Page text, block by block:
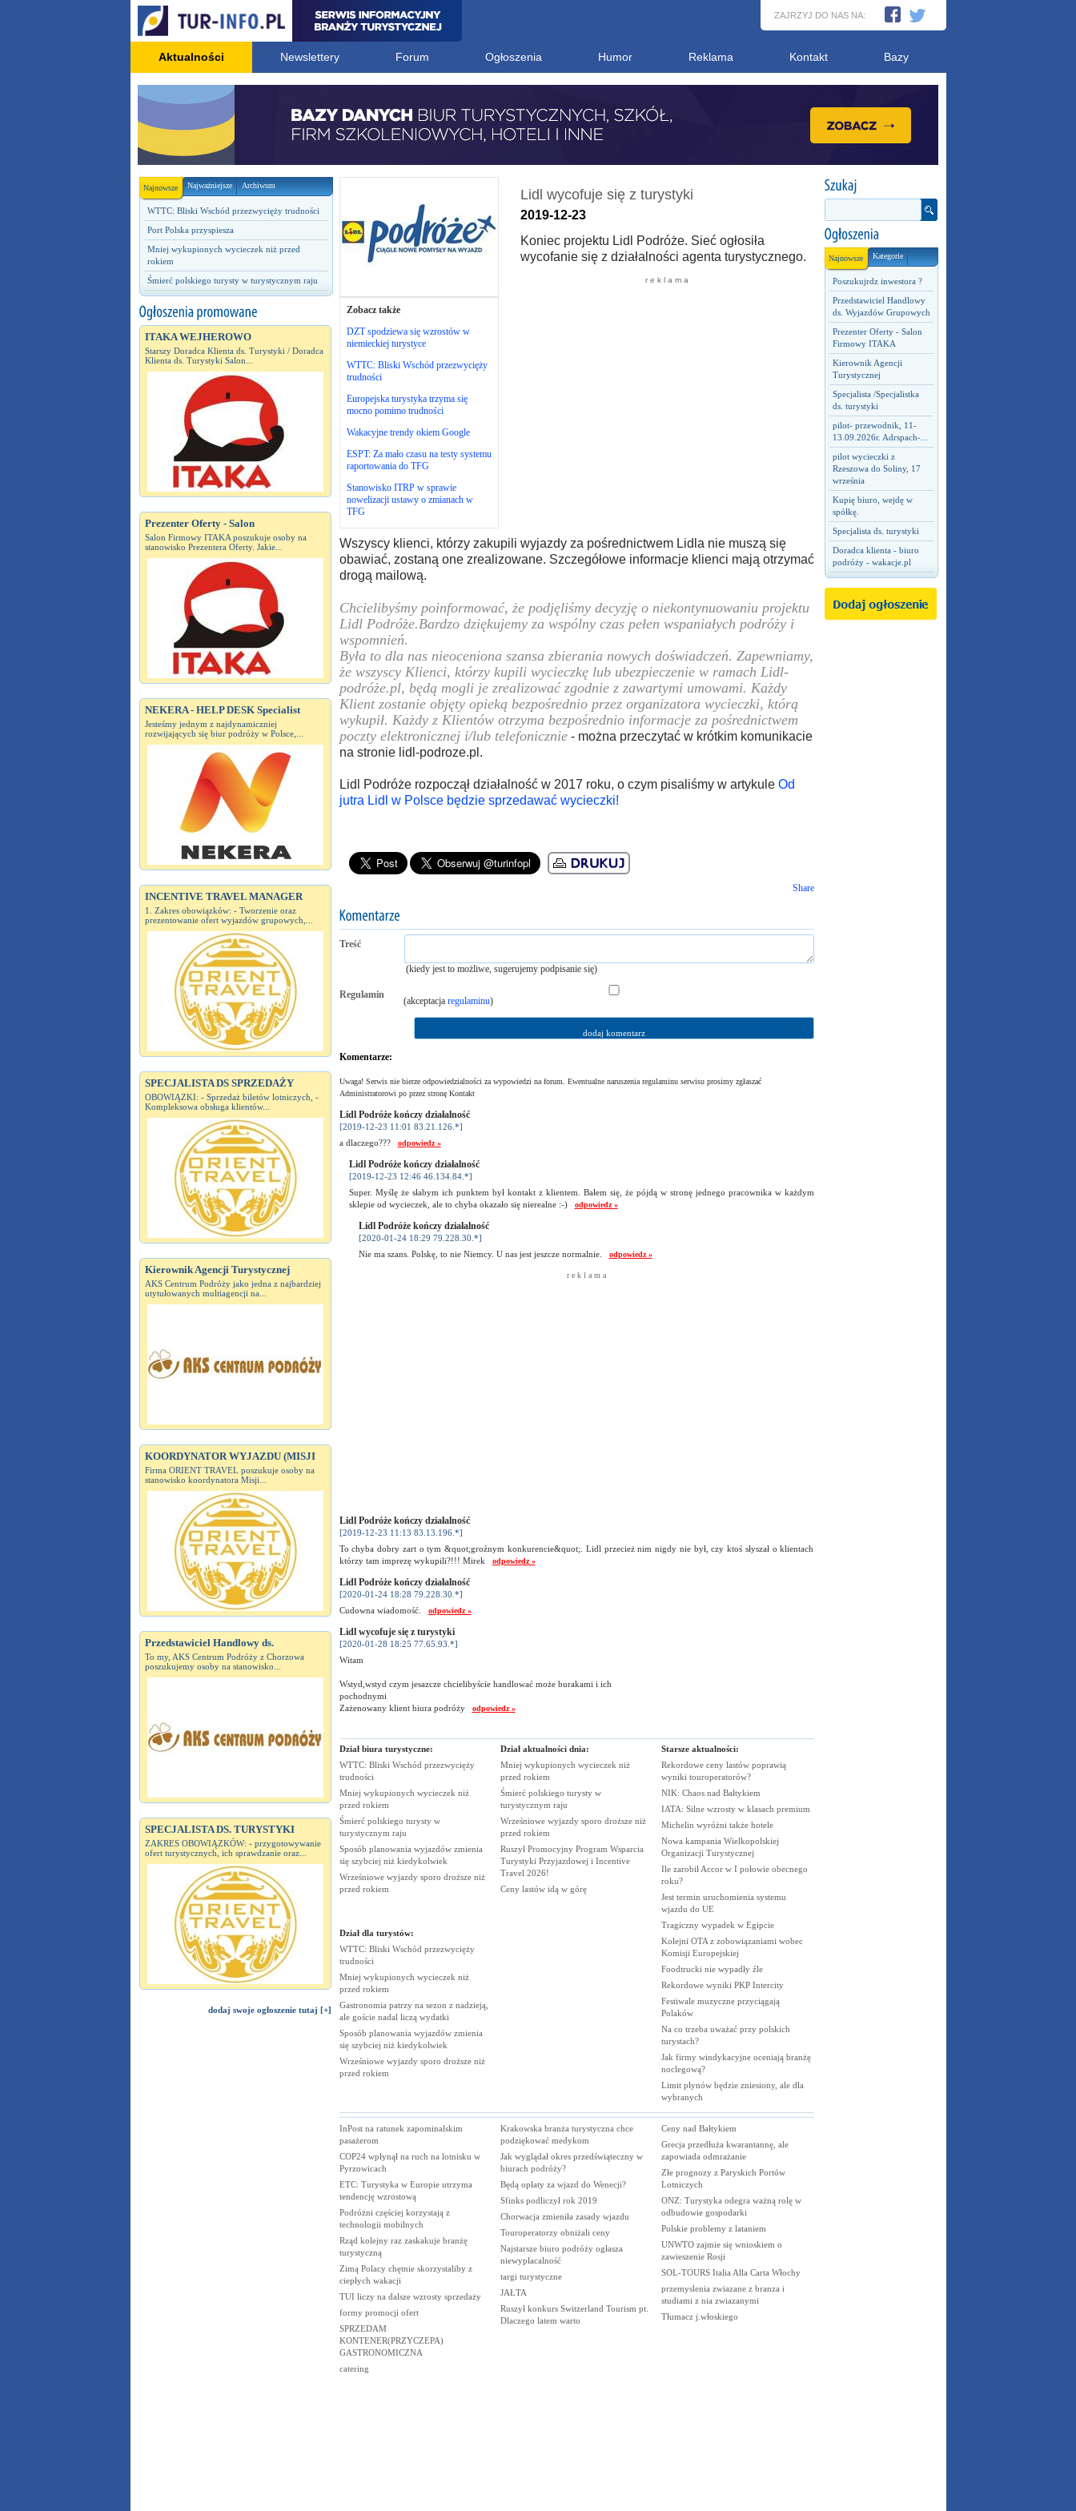
ZAJRZYJ DO NAS NA:
Aktualności Newslettery Forum Ogłoszenia Humor Reklama Kontakt Bazy
Najnowsze Najważniejsze Archiwum
WTTC: Bliski Wschód przezwycięży trudności
Port Polska przyspiesza
Mniej wykupionych wycieczek niż przed
rokiem
Śmierć polskiego turysty w turystycznym raju
ITAKA WEJHEROWO
Starszy Doradca Klienta ds. Turystyki / Doradca
Klienta ds. Turystyki Salon...
Prezenter Oferty - Salon
Salon Firmowy ITAKA poszukuje osoby na
stanowisko Prezentera Oferty. Jakie...
NEKERA - HELP DESK Specialist
Jesteśmy jednym z najdynamiczniej
rozwijających się biur podróży w Polsce,...
INCENTIVE TRAVEL MANAGER
1. Zakres obowiązków: - Tworzenie oraz
prezentowanie ofert wyjazdów grupowych,...
SPECJALISTA DS SPRZEDAŻY
OBOWIĄZKI: - Sprzedaż biletów lotniczych, -
Kompleksowa obsługa klientów...
Kierownik Agencji Turystycznej
AKS Centrum Podróży jako jedna z najbardziej
utytułowanych multiagencji na...
KOORDYNATOR WYJAZDU (MISJI
Firma ORIENT TRAVEL poszukuje osoby na
stanowisko koordynatora Misji...
Przedstawiciel Handlowy ds.
To my, AKS Centrum Podróży z Chorzowa
poszukujemy osoby na stanowisko...
SPECJALISTA DS. TURYSTYKI
ZAKRES OBOWIĄZKÓW: - przygotowywanie
ofert turystycznych, ich sprawdzanie oraz...
dodaj swoje ogłoszenie tutaj [+]
Najnowsze Kategorie
Poszukujrdz inwestora ?
Przedstawiciel Handlowy
ds. Wyjazdów Grupowych
Prezenter Oferty - Salon
Firmowy ITAKA
Kierownik Agencji
Turystycznej
Specjalista /Specjalistka
ds. turystyki
pilot- przewodnik, 11-
13.09.2026r. Adrspach-...
pilot wycieczki z
Rzeszowa do Soliny, 17
września
Kupię biuro, wejdę w
spółkę.
Specjalista ds. turystyki
Doradca klienta - biuro
podróży - wakacje.pl
Zobacz także
DZT spodziewa się wzrostów w
niemieckiej turystyce
WTTC: Bliski Wschód przezwycięży
trudności
Europejska turystyka trzyma się
mocno pomimo trudności
Wakacyjne trendy okiem Google
ESPT: Za mało czasu na testy systemu
raportowania do TFG
Stanowisko ITRP w sprawie
nowelizacji ustawy o zmianach w
TFG
Lidl wycofuje się z turystyki
2019-12-23
Koniec projektu Lidl Podróże. Sieć ogłosiła
wycofanie się z działalności agenta turystycznego.
r e k l a m a
Wszyscy klienci, którzy zakupili wyjazdy za pośrednictwem Lidla nie muszą się
obawiać, zostaną one zrealizowane. Szczegółowe informacje klienci mają otrzymać
drogą mailową.
Chcielibyśmy poinformować, że podjęliśmy decyzję o niekontynuowaniu projektu
Lidl Podróże.Bardzo dziękujemy za wspólny czas pełen wspaniałych podróży i
wspomnień.
Była to dla nas nieoceniona szansa zbierania nowych doświadczeń. Zapewniamy,
że wszyscy Klienci, którzy kupili wycieczkę lub ubezpieczenie w ramach Lidl-
podróże.pl, będą mogli je zrealizować zgodnie z zawartymi umowami. Każdy
Klient zostanie objęty opieką bezpośrednio przez organizatora wycieczki, którą
wykupił. Każdy z Klientów otrzyma bezpośrednio informacje za pośrednictwem
poczty elektronicznej i/lub telefonicznie- można przeczytać w krótkim komunikacie
na stronie lidl-podroze.pl.
Lidl Podróże rozpoczął działalność w 2017 roku, o czym pisaliśmy w artykule Od
jutra Lidl w Polsce będzie sprzedawać wycieczki!
Share
Treść
(kiedy jest to możliwe, sugerujemy podpisanie się)
Regulamin
(akceptacja regulaminu)
Komentarze:
Uwaga! Serwis nie bierze odpowiedzialności za wypowiedzi na forum. Ewentualne naruszenia regulaminu serwisu prosimy zgłaszać
Administratorowi po przez stronę Kontakt
Lidl Podróże kończy działalność
[2019-12-23 11:01 83.21.126.*]
a dlaczego??? odpowiedz »
Lidl Podróże kończy działalność
[2019-12-23 12:46 46.134.84.*]
Super. Myślę że słabym ich punktem był kontakt z klientem. Bałem się, że pójdą w stronę jednego pracownika w każdym
sklepie od wycieczek, ale to chyba okazało się nierealne :-) odpowiedz »
Lidl Podróże kończy działalność
[2020-01-24 18:29 79.228.30.*]
Nie ma szans. Polskę, to nie Niemcy. U nas jest jeszcze normalnie. odpowiedz »
r e k l a m a
Lidl Podróże kończy działalność
[2019-12-23 11:13 83.13.196.*]
To chyba dobry zart o tym &quot;groźnym konkurencie&quot;. Lidl przecież nim nigdy nie był, czy ktoś słyszał o klientach
którzy tam imprezę wykupili?!!! Mirek odpowiedz »
Lidl Podróże kończy działalność
[2020-01-24 18:28 79.228.30.*]
Cudowna wiadomość. odpowiedz »
Lidl wycofuje się z turystyki
[2020-01-28 18:25 77.65.93.*]
Witam
Wstyd,wstyd czym jesazcze chcielibyście handlować może burakami i ich
pochodnymi
Zażenowany klient biura podróży odpowiedz »
Dział biura turystyczne:
WTTC: Bliski Wschód przezwycięży
trudności
Mniej wykupionych wycieczek niż
przed rokiem
Śmierć polskiego turysty w
turystycznym raju
Sposób planowania wyjazdów zmienia
się szybciej niż kiedykolwiek
Wrześniowe wyjazdy sporo droższe niż
przed rokiem
Dział dla turystów:
WTTC: Bliski Wschód przezwycięży
trudności
Mniej wykupionych wycieczek niż
przed rokiem
Gastronomia patrzy na sezon z nadzieją,
ale goście nadal liczą wydatki
Sposób planowania wyjazdów zmienia
się szybciej niż kiedykolwiek
Wrześniowe wyjazdy sporo droższe niż
przed rokiem
Dział aktualności dnia:
Mniej wykupionych wycieczek niż
przed rokiem
Śmierć polskiego turysty w
turystycznym raju
Wrześniowe wyjazdy sporo droższe niż
przed rokiem
Ruszył Promocyjny Program Wsparcia
Turystyki Przyjazdowej i Incentive
Travel 2026!
Ceny lastów idą w górę
Starsze aktualności:
Rekordowe ceny lastów poprawią
wyniki touroperatorów?
NIK: Chaos nad Bałtykiem
IATA: Silne wzrosty w klasach premium
Michelin wyróżni także hotele
Nowa kampania Wielkopolskiej
Organizacji Turystycznej
Ile zarobił Accor w I połowie obecnego
roku?
Jest termin uruchomienia systemu
wjazdu do UE
Tragiczny wypadek w Egipcie
Kolejni OTA z zobowiązaniami wobec
Komisji Europejskiej
Foodtrucki nie wypadły źle
Rekordowe wyniki PKP Intercity
Festiwale muzyczne przyciągają
Polaków
Na co trzeba uważać przy polskich
turystach?
Jak firmy windykacyjne oceniają branżę
noclegową?
Limit płynów będzie zniesiony, ale dla
wybranych
InPost na ratunek zapominalskim
pasażerom
COP24 wpłynął na ruch na lotnisku w
Pyrzowicach
ETC: Turystyka w Europie utrzyma
tendencję wzrostową
Podróżni częściej korzystają z
technologii mobilnych
Rząd kolejny raz zaskakuje branżę
turystyczną
Zimą Polacy chętnie skorzystaliby z
ciepłych wakacji
TUI liczy na dalsze wzrosty sprzedaży
formy promocji ofert
SPRZEDAM
KONTENER(PRZYCZEPA)
GASTRONOMICZNA
catering
Krakowska branża turystyczna chce
podziękować medykom
Jak wyglądał okres przedświąteczny w
biurach podróży?
Będą opłaty za wjazd do Wenecji?
Sfinks podliczył rok 2019
Chorwacja zmieniła zasady wjazdu
Touroperatorzy obniżali ceny
Najstarsze biuro podróży ogłasza
niewypłacalność
targi turystyczne
JAŁTA
Ruszył konkurs Switzerland Tourism pt.
Dlaczego latem warto
Ceny nad Bałtykiem
Grecja przedłuża kwarantannę, ale
zapowiada odmrażanie
Złe prognozy z Paryskich Portów
Lotniczych
ONZ: Turystyka odegra ważną rolę w
odbudowie gospodarki
Polskie problemy z lataniem
UNWTO zajmie się wnioskiem o
zawieszenie Rosji
SOL-TOURS Italia Alla Carta Włochy
przemyslenia zwiazane z branza i
studiami z nia zwiazanymi
Tłumacz j.włoskiego